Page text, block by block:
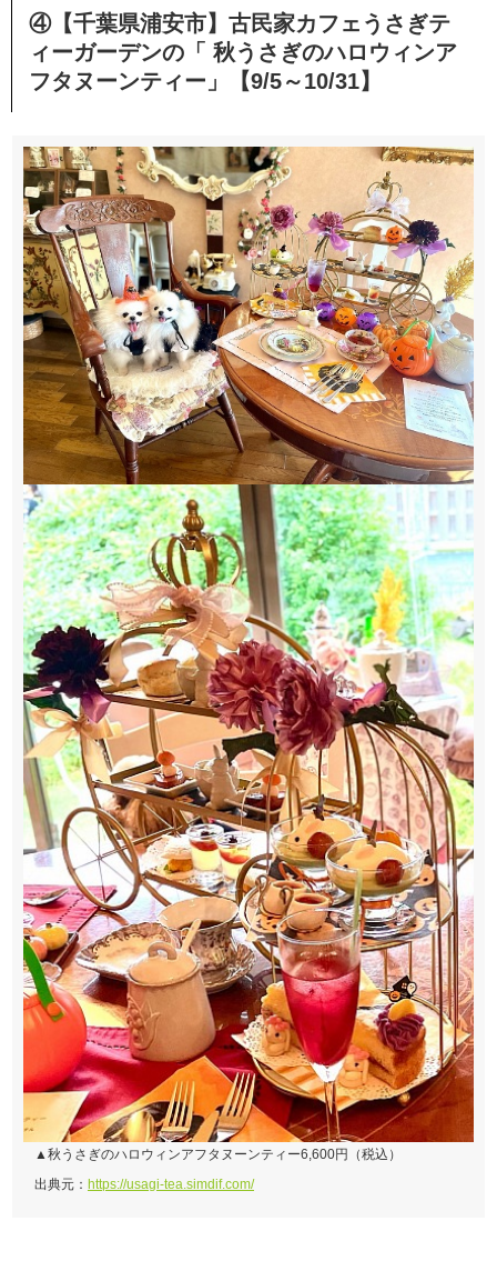
④【千葉県浦安市】古民家カフェうさぎテ
ィーガーデンの「 秋うさぎのハロウィンア
フタヌーンティー」【9/5～10/31】
▲秋うさぎのハロウィンアフタヌーンティー6,600円（税込）
出典元： https://usagi-tea.simdif.com/